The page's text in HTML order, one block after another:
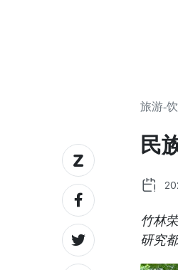
旅游-
民
竹林
研究